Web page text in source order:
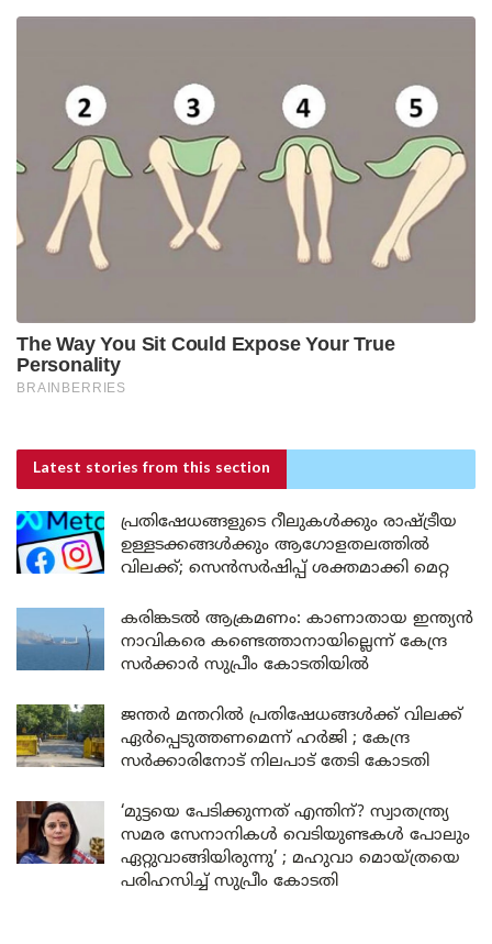
Latest stories from this section
പ്രതിഷേധങ്ങളുടെ റീലുകൾക്കും രാഷ്ട്രീയ
ഉള്ളടക്കങ്ങൾക്കും ആഗോളതലത്തിൽ
വിലക്ക്; സെൻസർഷിപ്പ് ശക്തമാക്കി മെറ്റ
കരിങ്കടൽ ആക്രമണം: കാണാതായ ഇന്ത്യൻ
നാവികരെ കണ്ടെത്താനായില്ലെന്ന് കേന്ദ്ര
സർക്കാർ സുപ്രീം കോടതിയിൽ
ജന്തർ മന്തറിൽ പ്രതിഷേധങ്ങൾക്ക് വിലക്ക്
ഏർപ്പെടുത്തണമെന്ന് ഹർജി ; കേന്ദ്ര
സർക്കാരിനോട് നിലപാട് തേടി കോടതി
‘മുട്ടയെ പേടിക്കുന്നത് എന്തിന്? സ്വാതന്ത്ര്യ
സമര സേനാനികൾ വെടിയുണ്ടകൾ പോലും
ഏറ്റുവാങ്ങിയിരുന്നു’ ; മഹുവാ മൊയ്ത്രയെ
പരിഹസിച്ച് സുപ്രീം കോടതി